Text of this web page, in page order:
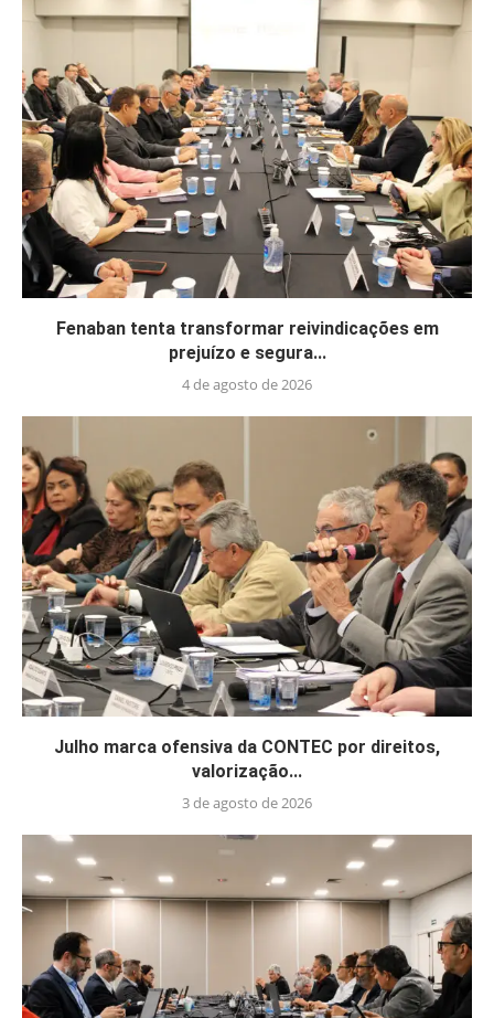
Fenaban tenta transformar reivindicações em
prejuízo e segura...
4 de agosto de 2026
Julho marca ofensiva da CONTEC por direitos,
valorização...
3 de agosto de 2026